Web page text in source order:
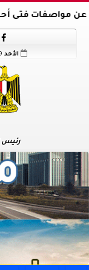
أحلامها

الأحد
رئيس